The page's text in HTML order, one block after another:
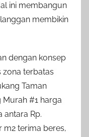
ini membangun
membikin
dengan konsep
zona terbatas
Taman
Murah #1 harga
antara Rp.
m2 terima beres,